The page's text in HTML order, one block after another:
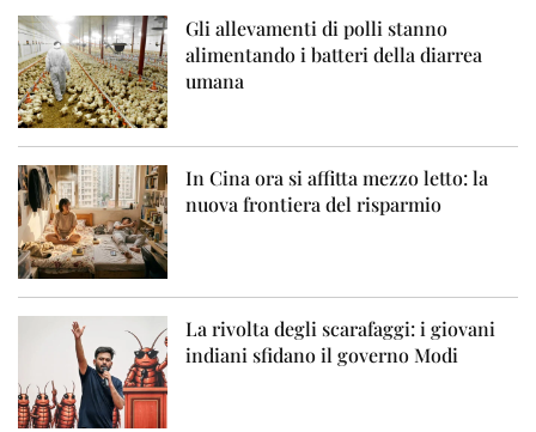
Gli allevamenti di polli stanno
alimentando i batteri della diarrea
umana
In Cina ora si affitta mezzo letto: la
nuova frontiera del risparmio
La rivolta degli scarafaggi: i giovani
indiani sfidano il governo Modi